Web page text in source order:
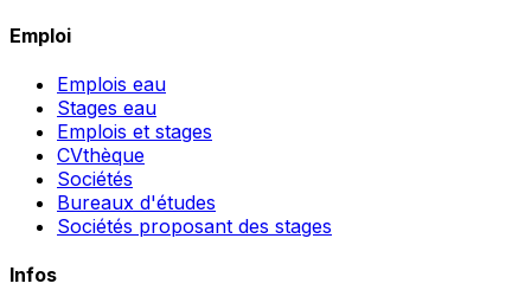
Emploi
Emplois eau
Stages eau
Emplois et stages
CVthèque
Sociétés
Bureaux d'études
Sociétés proposant des stages
Infos